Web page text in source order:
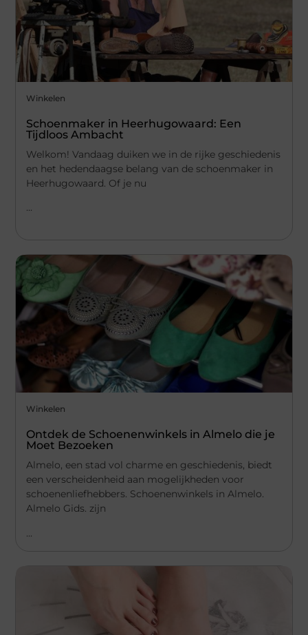
Winkelen
Schoenmaker in Heerhugowaard: Een
Tijdloos Ambacht
Welkom! Vandaag duiken we in de rijke geschiedenis
en het hedendaagse belang van de schoenmaker in
Heerhugowaard. Of je nu
...
Winkelen
Ontdek de Schoenenwinkels in Almelo die je
Moet Bezoeken
Almelo, een stad vol charme en geschiedenis, biedt
een verscheidenheid aan mogelijkheden voor
schoenenliefhebbers. Schoenenwinkels in Almelo.
Almelo Gids. zijn
...